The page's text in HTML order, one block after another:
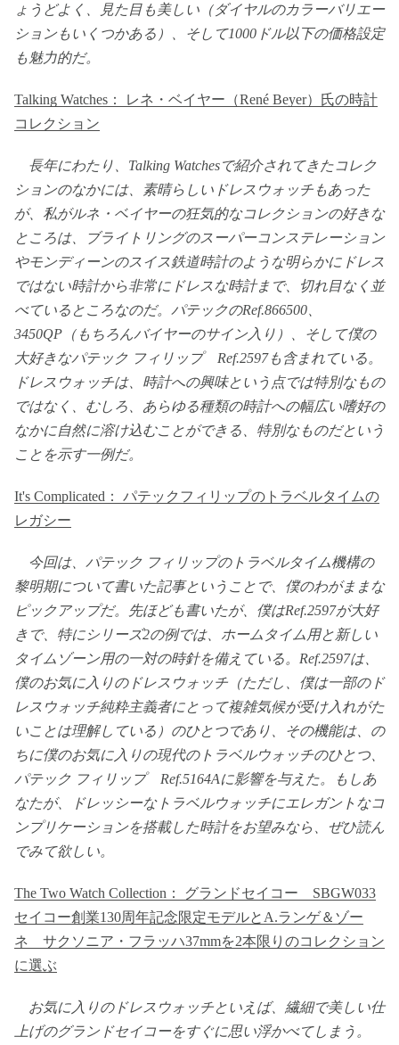
ょうどよく、見た目も美しい（ダイヤルのカラーバリエー
ションもいくつかある）、そして1000ドル以下の価格設定
も魅力的だ。
Talking Watches： レネ・ベイヤー（René Beyer）氏の時計
コレクション
長年にわたり、Talking Watchesで紹介されてきたコレク
ションのなかには、素晴らしいドレスウォッチもあった
が、私がルネ・ベイヤーの狂気的なコレクションの好きな
ところは、ブライトリングのスーパーコンステレーション
やモンディーンのスイス鉄道時計のような明らかにドレス
ではない時計から非常にドレスな時計まで、切れ目なく並
べているところなのだ。パテックのRef.866500、
3450QP（もちろんバイヤーのサイン入り）、そして僕の
大好きなパテック フィリップ Ref.2597も含まれている。
ドレスウォッチは、時計への興味という点では特別なもの
ではなく、むしろ、あらゆる種類の時計への幅広い嗜好の
なかに自然に溶け込むことができる、特別なものだという
ことを示す一例だ。
It's Complicated： パテックフィリップのトラベルタイムの
レガシー
今回は、パテック フィリップのトラベルタイム機構の
黎明期について書いた記事ということで、僕のわがままな
ピックアップだ。先ほども書いたが、僕はRef.2597が大好
きで、特にシリーズ2の例では、ホームタイム用と新しい
タイムゾーン用の一対の時針を備えている。Ref.2597は、
僕のお気に入りのドレスウォッチ（ただし、僕は一部のド
レスウォッチ純粋主義者にとって複雑気候が受け入れがた
いことは理解している）のひとつであり、その機能は、の
ちに僕のお気に入りの現代のトラベルウォッチのひとつ、
パテック フィリップ Ref.5164Aに影響を与えた。もしあ
なたが、ドレッシーなトラベルウォッチにエレガントなコ
ンプリケーションを搭載した時計をお望みなら、ぜひ読ん
でみて欲しい。
The Two Watch Collection： グランドセイコー SBGW033
セイコー創業130周年記念限定モデルとA.ランゲ＆ゾー
ネ サクソニア・フラッハ37mmを2本限りのコレクション
に選ぶ
お気に入りのドレスウォッチといえば、繊細で美しい仕
上げのグランドセイコーをすぐに思い浮かべてしまう。